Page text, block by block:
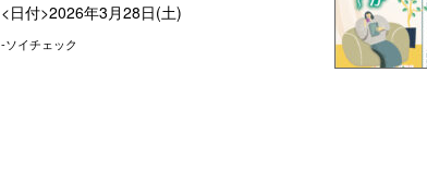
<日付>2026年3月28日(土)
-ソイチェック